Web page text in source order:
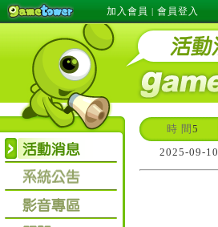
加入會員 | 會員登入
時 間 5
2025-09-10